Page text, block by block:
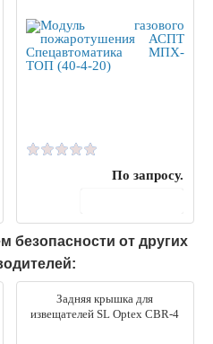
По запросу.
безопасности от других
Задняя крышка для
извещателей SL Optex CBR-4